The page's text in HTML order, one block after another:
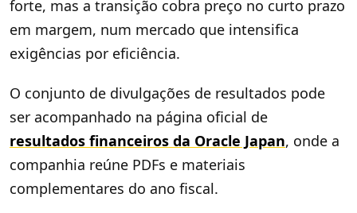
forte, mas a transição cobra preço no curto prazo
em margem, num mercado que intensifica
exigências por eficiência.
O conjunto de divulgações de resultados pode
ser acompanhado na página oficial de
resultados financeiros da Oracle Japan, onde a
companhia reúne PDFs e materiais
complementares do ano fiscal.